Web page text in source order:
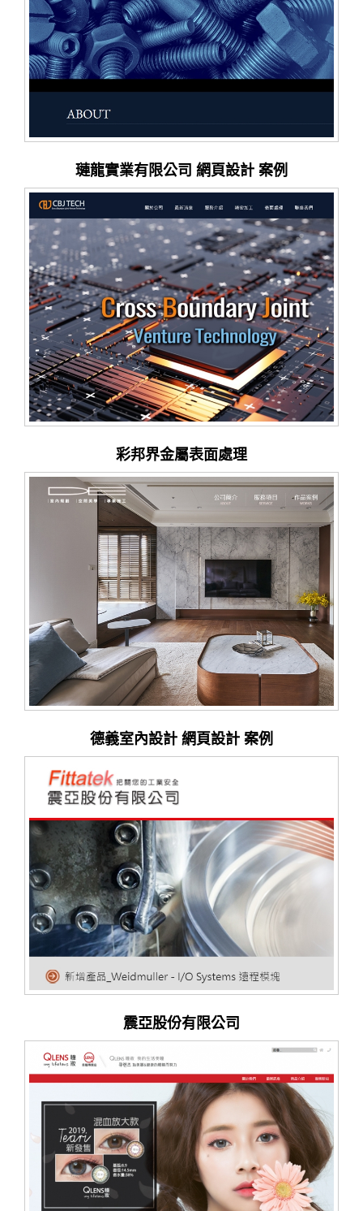
璉龍實業有限公司 網頁設計 案例
彩邦界金屬表面處理
德義室內設計 網頁設計 案例
震亞股份有限公司